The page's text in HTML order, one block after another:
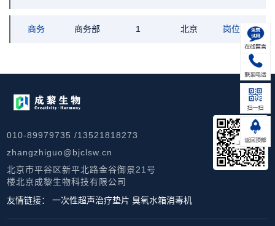
商务 商务部 1 北京 岗位详情
010-89979735 /13521818273
zhangzhiguo@bjclsw.cn
北京市平谷区新平北路金谷御景21号
楼北京成黎生物科技有限公司
友情链接：
一次性超声治疗垫片 臭氧水箱消毒机